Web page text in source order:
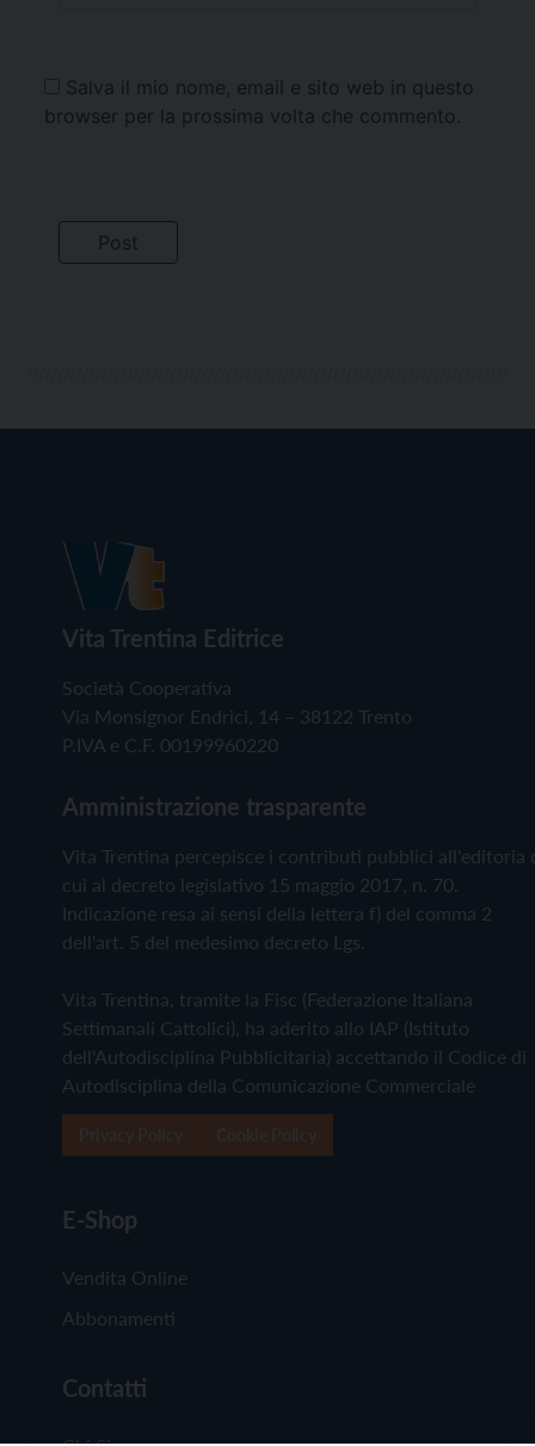
Salva il mio nome, email e sito web in questo
browser per la prossima volta che commento.
Vita Trentina Editrice
Società Cooperativa
Via Monsignor Endrici, 14 – 38122 Trento
P.IVA e C.F. 00199960220
Amministrazione trasparente
Vita Trentina percepisce i contributi pubblici all'editoria
cui al decreto legislativo 15 maggio 2017, n. 70.
Indicazione resa ai sensi della lettera f) del comma 2
dell'art. 5 del medesimo decreto Lgs.
Vita Trentina, tramite la Fisc (Federazione Italiana
Settimanali Cattolici), ha aderito allo IAP (Istituto
dell'Autodisciplina Pubblicitaria) accettando il Codice di
Autodisciplina della Comunicazione Commerciale
E-Shop
Vendita Online
Abbonamenti
Contatti